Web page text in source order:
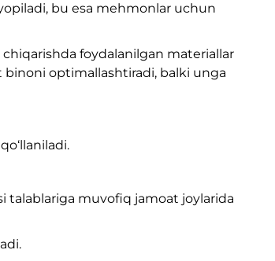
bu esa mehmonlar uchun
foydalanilgan materiallar
optimallashtiradi, balki unga
talablariga muvofiq jamoat joylarida